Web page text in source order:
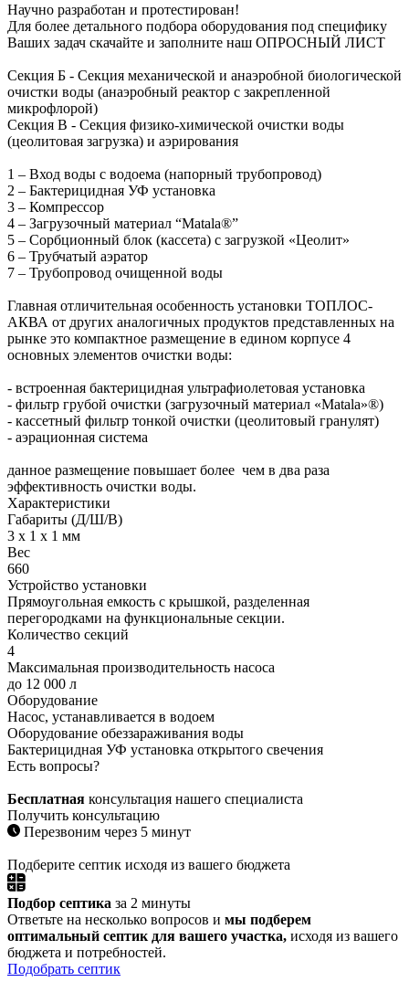
Научно разработан и протестирован!
Для более детального подбора оборудования под специфику
Ваших задач скачайте и заполните наш ОПРОСНЫЙ ЛИСТ
Секция Б - Секция механической и анаэробной биологической
очистки воды (анаэробный реактор с закрепленной
микрофлорой)
Секция В - Секция физико-химической очистки воды
(цеолитовая загрузка) и аэрирования
1 – Вход воды с водоема (напорный трубопровод)
2 – Бактерицидная УФ установка
3 – Компрессор
4 – Загрузочный материал “Matala®”
5 – Сорбционный блок (кассета) с загрузкой «Цеолит»
6 – Трубчатый аэратор
7 – Трубопровод очищенной воды
Главная отличительная особенность установки ТОПЛОС-
АКВА от других аналогичных продуктов представленных на
рынке это компактное размещение в едином корпусе 4
основных элементов очистки воды:
- встроенная бактерицидная ультрафиолетовая установка
- фильтр грубой очистки (загрузочный материал «Matala»®)
- кассетный фильтр тонкой очистки (цеолитовый гранулят)
- аэрационная система
данное размещение повышает более чем в два раза
эффективность очистки воды.
Характеристики
Габариты (Д/Ш/В)
3 x 1 x 1 мм
Вес
660
Устройство установки
Прямоугольная емкость с крышкой, разделенная
перегородками на функциональные секции.
Количество секций
4
Максимальная производительность насоса
до 12 000 л
Оборудование
Насос, устанавливается в водоем
Оборудование обеззараживания воды
Бактерицидная УФ установка открытого свечения
Есть вопросы?
Бесплатная консультация нашего специалиста
Получить консультацию
Перезвоним через 5 минут
Подберите септик исходя из вашего бюджета
Подбор септика за 2 минуты
Ответьте на несколько вопросов и мы подберем
оптимальный септик для вашего участка, исходя из вашего
бюджета и потребностей.
Подобрать септик